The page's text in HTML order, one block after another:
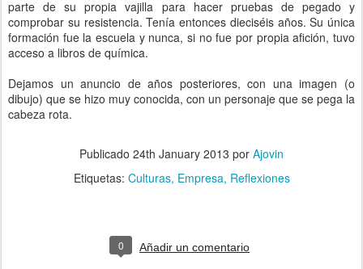
parte de su propia vajilla para hacer pruebas de pegado y
comprobar su resistencia. Tenía entonces dieciséis años. Su única
formación fue la escuela y nunca, si no fue por propia afición, tuvo
acceso a libros de química.
Dejamos un anuncio de años posteriores, con una imagen (o
dibujo) que se hizo muy conocida, con un personaje que se pega la
cabeza rota.
Publicado 24th January 2013 por Ajovin
Etiquetas: Culturas Empresa Reflexiones
0 Añadir un comentario